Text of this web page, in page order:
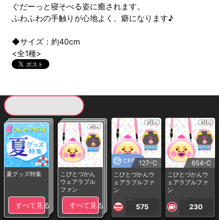
ぐだーっと寝そべる姿に癒されます。
ふわふわの手触りが心地よく、癖になります♪
◆サイズ：約40cm
<全1種>
夏グッズ特集
すべて見る
こびとづかん
ウェアラブル
ファン
すべて見る
CP専用127-C
こびとづかんウ
ェアラブルファ
ン
1PLAY
575
CP
654-C
こびとづかんウ
ェアラブルファ
ン
1PLAY
230
CP